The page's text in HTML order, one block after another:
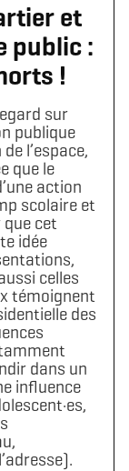
et
public :
!
sur
publique
l’espace,
que le
action
scolaire et
cet
idée
celles
témoignent
des
dans un
influence